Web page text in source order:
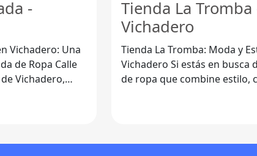
-
Vichadero: Una
Vichadero,
Tienda La Tromba
Vichadero
Tienda La Tromba: Moda y
Vichadero Si estás en busca de una tienda
de ropa que combine estilo,